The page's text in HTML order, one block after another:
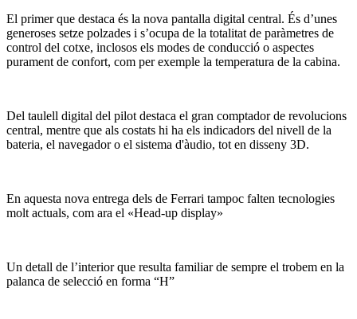
El primer que destaca és la nova pantalla digital central. És d’unes
generoses setze polzades i s’ocupa de la totalitat de paràmetres de
control del cotxe, inclosos els modes de conducció o aspectes
purament de confort, com per exemple la temperatura de la cabina.
Del taulell digital del pilot destaca el gran comptador de revolucions
central, mentre que als costats hi ha els indicadors del nivell de la
bateria, el navegador o el sistema d'àudio, tot en disseny 3D.
En aquesta nova entrega dels de Ferrari tampoc falten tecnologies
molt actuals, com ara el «Head-up display»
Un detall de l’interior que resulta familiar de sempre el trobem en la
palanca de selecció en forma “H”